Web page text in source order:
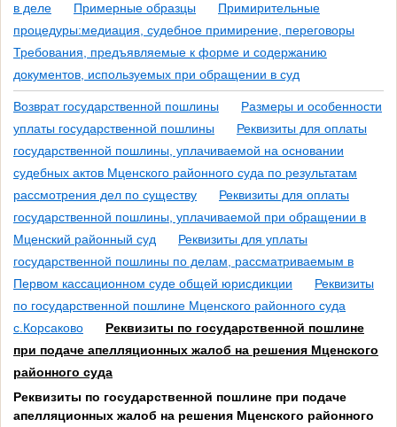
в деле
Примерные образцы
Примирительные
процедуры:медиация, судебное примирение, переговоры
Требования, предъявляемые к форме и содержанию
документов, используемых при обращении в суд
Возврат государственной пошлины
Размеры и особенности
уплаты государственной пошлины
Реквизиты для оплаты
государственной пошлины, уплачиваемой на основании
судебных актов Мценского районного суда по результатам
рассмотрения дел по существу
Реквизиты для оплаты
государственной пошлины, уплачиваемой при обращении в
Мценский районный суд
Реквизиты для уплаты
государственной пошлины по делам, рассматриваемым в
Первом кассационном суде общей юрисдикции
Реквизиты
по государственной пошлине Мценского районного суда
с.Корсаково
Реквизиты по государственной пошлине
при подаче апелляционных жалоб на решения Мценского
районного суда
Реквизиты по государственной пошлине при подаче
апелляционных жалоб на решения Мценского районного